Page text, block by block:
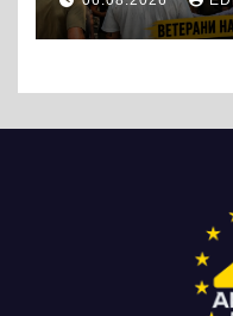
Три», що